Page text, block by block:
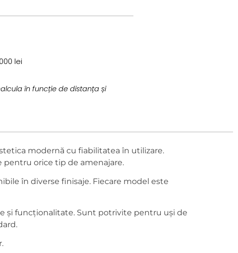
lei
în funcție de distanța și
modernă cu fiabilitatea în utilizare.
pentru orice tip de amenajare.
în diverse finisaje. Fiecare model este
și funcționalitate. Sunt potrivite pentru uși de